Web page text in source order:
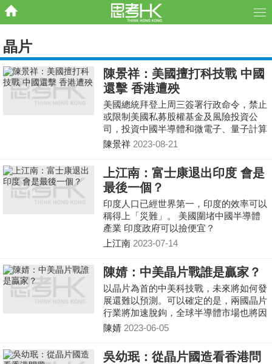
晶片
陳景祥：美國擅打科技戰 中國
還擊 香港遭殃
美國總統拜登上周三簽署行政命令，禁止
或限制美國私募股權基金及風險投資公
司，投資中國半導體和微電子、量子計算
及人工智能（AI）等三大科技範疇；行政
關注地區。
陳景祥 2023-08-21
上江南：富士康退出印度 會是
最後一個？
印度人口已經世界第一，印度的效率可以
稱得上「災難」。 美國圍堵中國半導體
產業 印度政府可以撿便宜？
上江南 2023-07-14
陳婧：中美晶片戰誰是贏家？
以晶片為首的中美科技戰，未來將如何發
展還難以預測。可以確定的是，兩國晶片
行業將加速脫鉤，全球半導體市場也將因
此承受震蕩，業內人士對此並不樂見。
陳婧 2023-06-05
吳幼珉：從晶片國造看香港問